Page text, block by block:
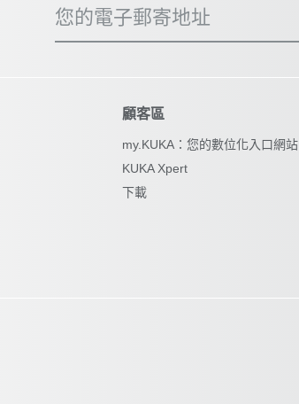
您的電子郵寄地址
顧客區
my.KUKA：您的數位化入口網站
KUKA Xpert
下載